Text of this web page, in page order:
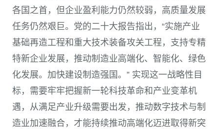
各国之首，但企业盈利能力仍然较弱，高质量发展
任务仍然艰巨。党的二十大报告指出，“实施产业
基础再造工程和重大技术装备攻关工程，支持专精
特新企业发展，推动制造业高端化、智能化、绿色
化发展。加快建设制造强国。” 实现这一战略性目
标，需要牢牢把握新一轮科技革命和产业变革机
遇，从满足产业升级需要出发，推动数字技术与制
造业加速融合，才能持续推动高端化迈进取得新突